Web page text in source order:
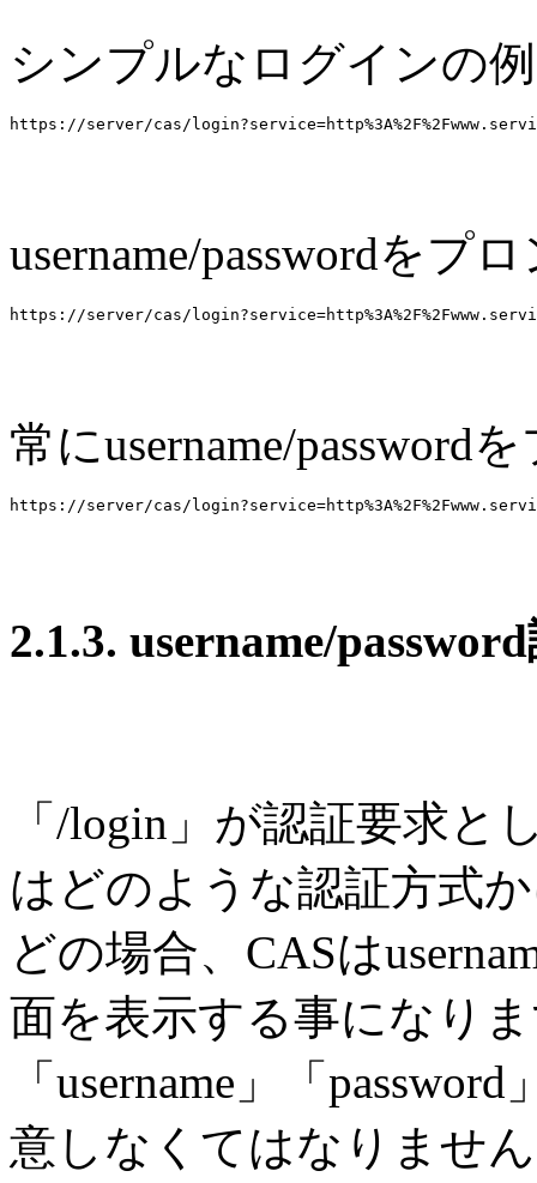
シンプルなログインの
username/passwordをプ
常にusername/password
2.1.3. username/
「/login」が認証要求
はどのような認証方式
どの場合、CASは
面を表示する事になり
「username」「
意しなくてはなりませ